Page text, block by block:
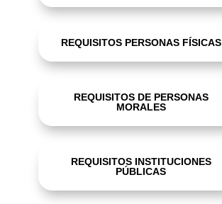
REQUISITOS PERSONAS FÍSICAS
REQUISITOS DE PERSONAS
MORALES
REQUISITOS INSTITUCIONES
PÚBLICAS